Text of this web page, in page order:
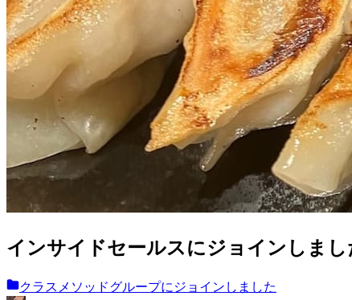
インサイドセールスにジョインしまし
クラスメソッドグループにジョインしました